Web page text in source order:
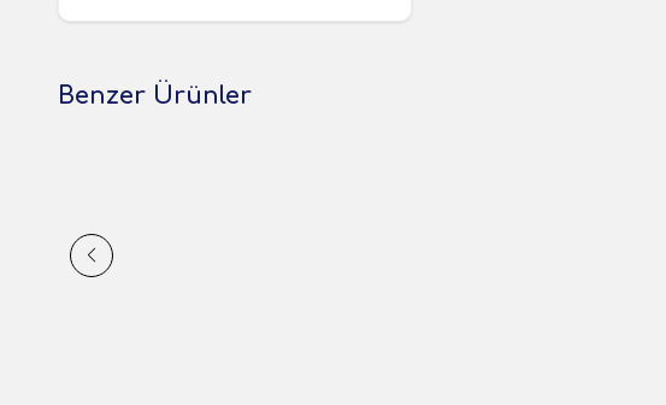
Benzer Ürünler
1.500,00